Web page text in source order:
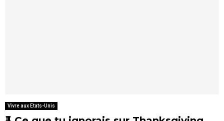
Vivre aux Etats-Unis